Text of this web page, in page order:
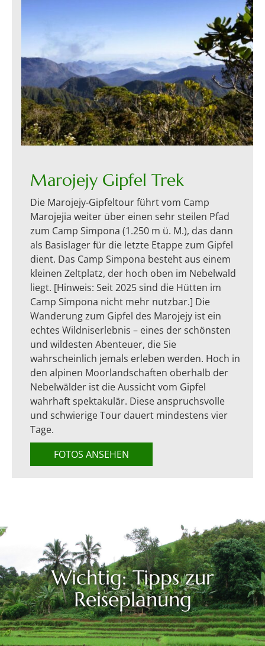
Marojejy Gipfel Trek
Die Marojejy-Gipfeltour führt vom Camp
Marojejia weiter über einen sehr steilen Pfad
zum Camp Simpona (1.250 m ü. M.), das dann
als Basislager für die letzte Etappe zum Gipfel
dient. Das Camp Simpona besteht aus einem
kleinen Zeltplatz, der hoch oben im Nebelwald
liegt. [Hinweis: Seit 2025 sind die Hütten im
Camp Simpona nicht mehr nutzbar.] Die
Wanderung zum Gipfel des Marojejy ist ein
echtes Wildniserlebnis – eines der schönsten
und wildesten Abenteuer, die Sie
wahrscheinlich jemals erleben werden. Hoch in
den alpinen Moorlandschaften oberhalb der
Nebelwälder ist die Aussicht vom Gipfel
wahrhaft spektakulär. Diese anspruchsvolle
und schwierige Tour dauert mindestens vier
Tage.
FOTOS ANSEHEN
Wichtig: Tipps zur
Reiseplanung